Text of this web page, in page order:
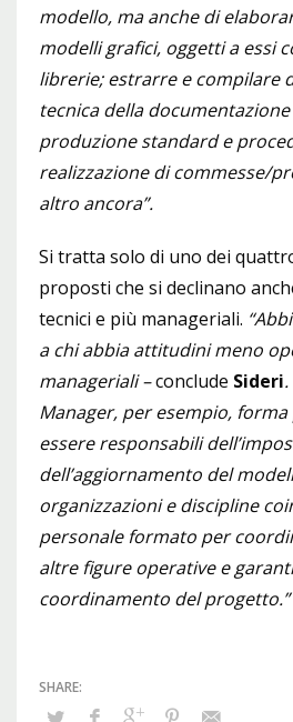
modello, ma anche di
modelli grafici, oggetti a essi
librerie; estrarre e compilare
tecnica della
produzione standard e
realizzazione di commesse/
altro ancora”.
Si tratta solo di uno dei
proposti che si declinano
tecnici e più manageriali.
a chi abbia attitudini meno
manageriali –conclude Sideri
Manager, per esempio,
essere responsabili
dell’aggiornamento del
organizzazioni e discipline
personale formato per
altre figure operative e
coordinamento del progetto.”